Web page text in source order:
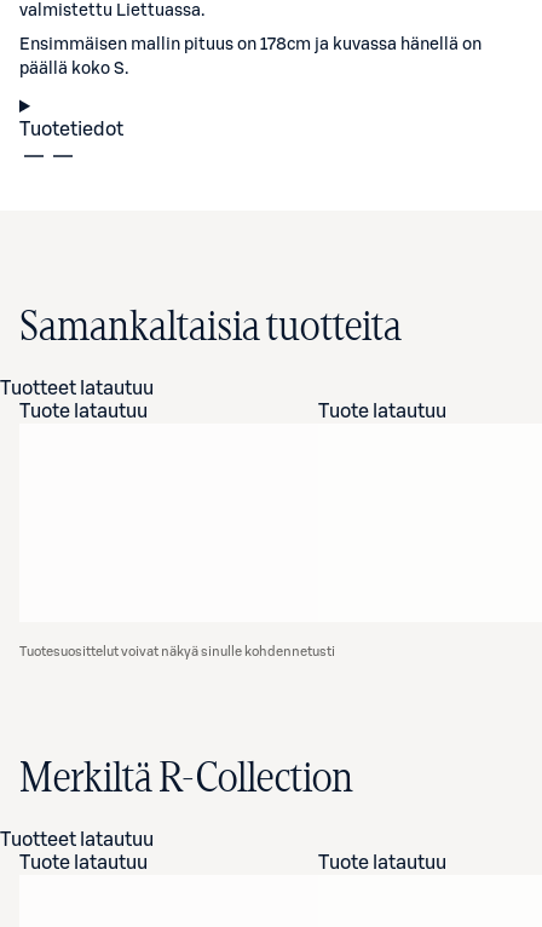
valmistettu Liettuassa.
Ensimmäisen mallin pituus on 178cm ja kuvassa hänellä on
päällä koko S.
Tuotetiedot
Samankaltaisia tuotteita
Tuotteet latautuu
Tuote latautuu
Tuote latautuu
Tuotesuosittelut voivat näkyä sinulle kohdennetusti
Merkiltä R-Collection
Tuotteet latautuu
Tuote latautuu
Tuote latautuu